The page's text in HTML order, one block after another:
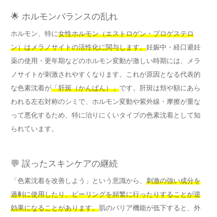
🌟 ホルモンバランスの乱れ
ホルモン、特に女性ホルモン（エストロゲン・プロゲステロ
ン）はメラノサイトの活性化に関与します。妊娠中・経口避妊
薬の使用・更年期などのホルモン変動が激しい時期には、メラ
ノサイトが刺激されやすくなります。これが原因となる代表的
な色素沈着が「肝斑（かんぱん）」です。肝斑は頬や額にあら
われる左右対称のシミで、ホルモン変動や紫外線・摩擦が重な
って悪化するため、特に治りにくいタイプの色素沈着として知
られています。
💬 誤ったスキンケアの継続
「色素沈着を改善しよう」という意識から、 刺激の強い成分を
過剰に使用したり、ピーリングを頻繁に行ったりすることが逆
効果になることがあります。肌のバリア機能が低下すると、外